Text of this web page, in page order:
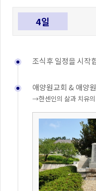
4일
조식후 일정을 시작
애양원교회 & 애양
→한센인의 삶과 치유